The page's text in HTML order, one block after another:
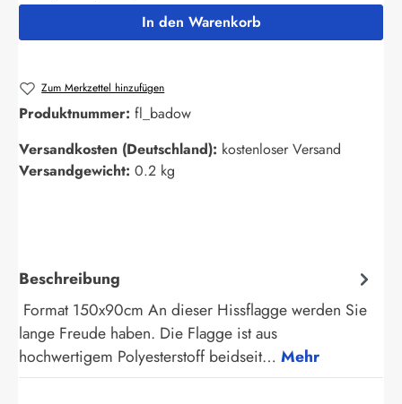
In den Warenkorb
Zum Merkzettel hinzufügen
Produktnummer: fl_badow
Versandkosten (Deutschland): kostenloser Versand
Versandgewicht: 0.2 kg
Beschreibung
Format 150x90cm An dieser Hissflagge werden Sie
lange Freude haben. Die Flagge ist aus
hochwertigem Polyesterstoff beidseit… Mehr